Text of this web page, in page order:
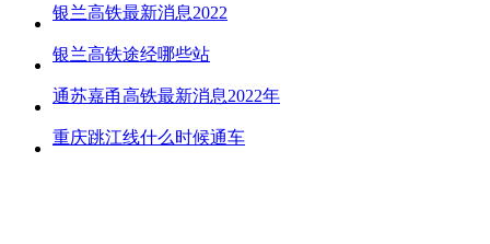
银兰高铁最新消息2022
银兰高铁途经哪些站
通苏嘉甬高铁最新消息2022年
重庆跳江线什么时候通车